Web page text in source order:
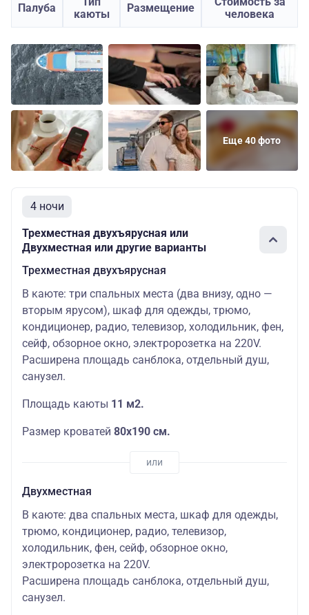
Палуба
каюты
Размещение
человека
Еще 40 фото
4 ночи
Трехместная двухъярусная или
Двухместная или другие варианты
Трехместная двухъярусная
В каюте: три спальных места (два внизу, одно —
вторым ярусом), шкаф для одежды, трюмо,
кондиционер, радио, телевизор, холодильник, фен,
сейф, обзорное окно, электророзетка на 220V.
Расширена площадь санблока, отдельный душ,
санузел.
Площадь каюты 11 м2.
Размер кроватей 80х190 см.
Двухместная
В каюте: два спальных места, шкаф для одежды,
трюмо, кондиционер, радио, телевизор,
холодильник, фен, сейф, обзорное окно,
электророзетка на 220V.
Расширена площадь санблока, отдельный душ,
санузел.